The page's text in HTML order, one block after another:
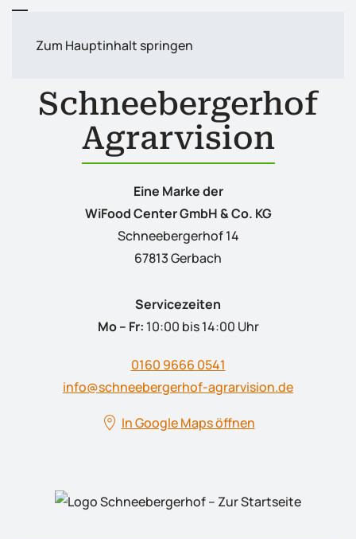
Zum Hauptinhalt springen
Schnee­berger­hof
Agrar­vision
Eine Marke der
WiFood Center GmbH & Co. KG
Schneebergerhof 14
67813 Gerbach
Servicezeiten
Mo – Fr: 10:00 bis 14:00 Uhr
0160 9666 0541
info@schneebergerhof-agrarvision.de
In Google Maps öffnen